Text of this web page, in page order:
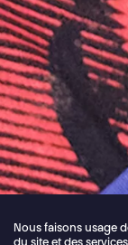
Nous faisons usage